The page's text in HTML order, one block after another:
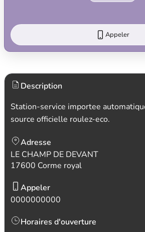
Appeler
Description
Station-service importee
source officielle roulez-eco.
Adresse
LE CHAMP DE DEVANT
17600 Corme royal
Appeler
0000000000
Horaires d'ouverture